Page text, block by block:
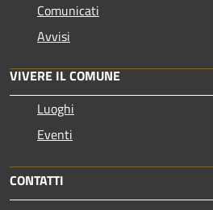
Comunicati
Avvisi
VIVERE IL COMUNE
Luoghi
Eventi
CONTATTI